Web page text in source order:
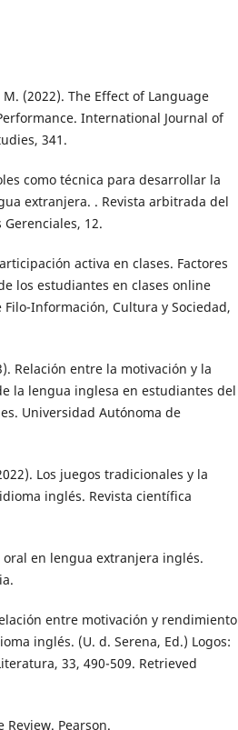
(2022). The Effect of Language
International Journal of
341.
como técnica para desarrollar la
extranjera. . Revista arbitrada del
12.
activa en clases. Factores
los estudiantes en clases online
Información, Cultura y Sociedad,
Relación entre la motivación y la
la lengua inglesa en estudiantes del
Universidad Autónoma de
Los juegos tradicionales y la
inglés. Revista científica
oral en lengua extranjera inglés.
entre motivación y rendimiento
inglés. (U. d. Serena, Ed.) Logos:
33, 490-509. Retrieved
Pearson.